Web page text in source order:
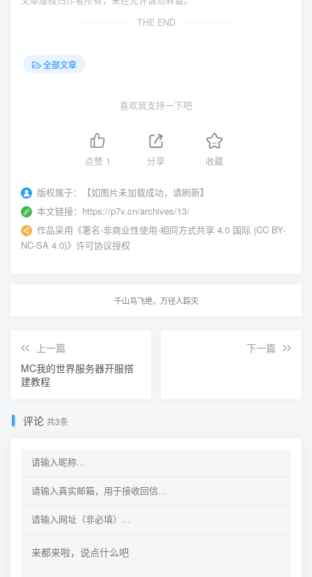
THE END
全部文章
喜欢就支持一下吧
点赞 1 分享 收藏
版权属于：
【如图片未加载成功，请刷新】
本文链接： https://p7v.cn/archives/13/
作品采用 《署名-非商业性使用-相同方式共享 4.0 国际 (CC BY-
NC-SA 4.0)》许可协议授权
千山鸟飞绝，万径人踪灭
上一篇
MC我的世界服务器开服搭
建教程
下一篇
评论 共3条